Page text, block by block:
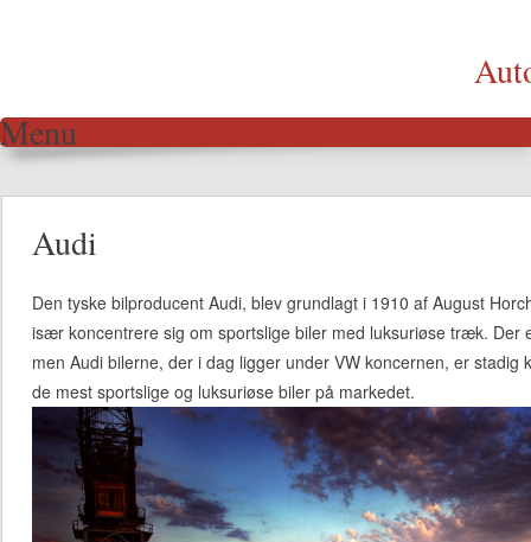
Menu
Audi
Den tyske bilproducent Audi, blev grundlagt i 1910 af August
især koncentrere sig om sportslige biler med luksuriøse træk. Der
men Audi bilerne, der i dag ligger under VW koncernen, er
de mest sportslige og luksuriøse biler på markedet.